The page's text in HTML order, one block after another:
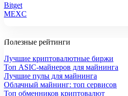
Bitget
MEXC
Полезные рейтинги
Лучшие криптовалютные биржи
Топ ASIC-майнеров для майнинга
Лучшие пулы для майнинга
Облачный майнинг: топ сервисов
Топ обменников криптовалют